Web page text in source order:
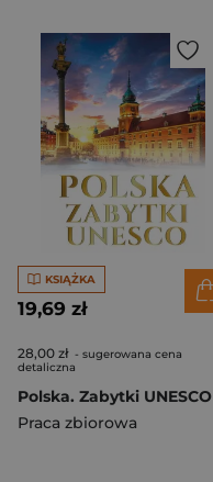
KSIĄŻKA
19,69 zł
28,00 zł - sugerowana cena
detaliczna
Polska. Zabytki UNESCO
Praca zbiorowa